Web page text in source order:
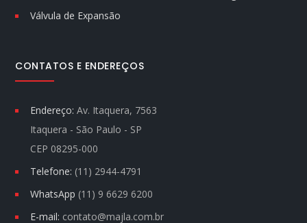
Válvula de Expansão
CONTATOS E ENDEREÇOS
Endereço: Av. Itaquera, 7563
Itaquera - São Paulo - SP
CEP 08295-000
Telefone: (11) 2944-4791
WhatsApp (11) 9 6629 6200
E-mail: contato@majla.com.br